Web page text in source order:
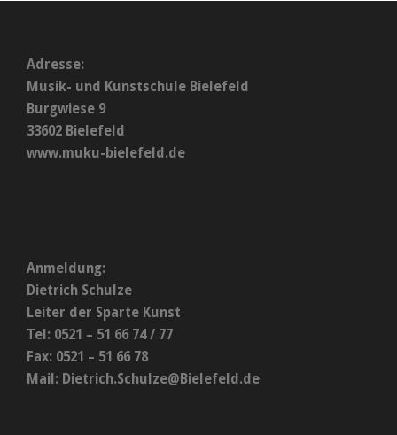
Adresse:
Musik- und Kunstschule Bielefeld
Burgwiese 9
33602 Bielefeld
www.muku-bielefeld.de
Anmeldung:
Dietrich Schulze
Leiter der Sparte Kunst
Tel: 0521 – 51 66 74 / 77
Fax: 0521 – 51 66 78
Mail: Dietrich.Schulze@Bielefeld.de